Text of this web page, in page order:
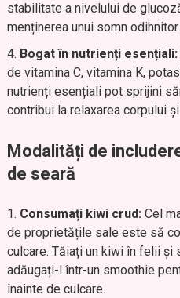
stabilitate a nivelului de
menținerea unui somn
Bogat în nutrienți esențiali:
de vitamina C, vitamina K,
nutrienți esențiali pot sprijini
contribui la relaxarea corpului
Modalități de
de seară
Consumați kiwi crud: Cel
de proprietățile sale este să
culcare. Tăiați un kiwi în felii și
adăugați-l într-un smoothie
înainte de culcare.